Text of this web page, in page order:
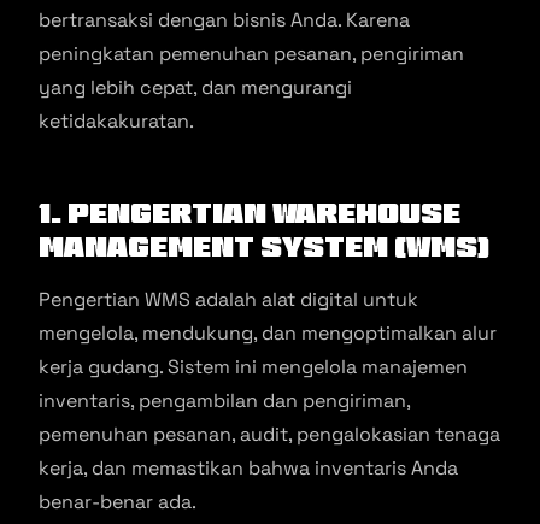
bertransaksi dengan bisnis Anda. Karena
peningkatan pemenuhan pesanan, pengiriman
yang lebih cepat, dan mengurangi
ketidakakuratan.
1. Pengertian Warehouse
Management System (WMS)
Pengertian WMS adalah alat digital untuk
mengelola, mendukung, dan mengoptimalkan alur
kerja gudang. Sistem ini mengelola manajemen
inventaris, pengambilan dan pengiriman,
pemenuhan pesanan, audit, pengalokasian tenaga
kerja, dan memastikan bahwa inventaris Anda
benar-benar ada.